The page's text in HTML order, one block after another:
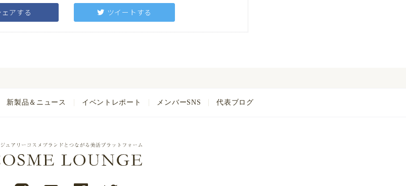
ェアする ツイートする
新製品＆ニュース イベントレポート メンバーSNS 代表ブログ